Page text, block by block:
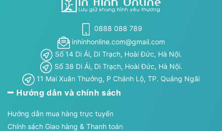
0888 088 789
inhinhonline.com@gmail.com
Số 14 Di Ái, Di Trạch, Hoài Đức, Hà Nội.
Số 38 Di Ái, Di Trạch, Hoài Đức, Hà Nội.
11 Mai Xuân Thưởng, P Chánh Lộ, TP. Quảng Ngãi
Hướng dẫn và chính sách
Hướng dẫn mua hàng trực tuyến
Chính sách Giao hàng & Thanh toán